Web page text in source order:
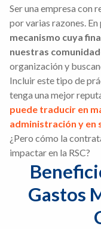
Ser una empresa con
por varias razones.
mecanismo cuya
nuestras
organización y
Incluir este tipo de
tenga una mejor
puede traducir en
administración y en
¿Pero cómo la
impactar en la RSC?
Gastos